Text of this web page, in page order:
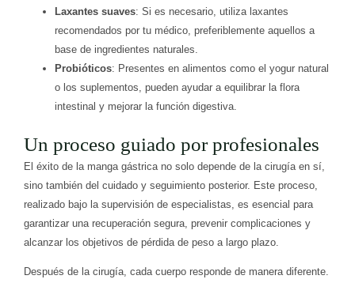
Laxantes suaves: Si es necesario, utiliza laxantes
recomendados por tu médico, preferiblemente aquellos a
base de ingredientes naturales.
Probióticos: Presentes en alimentos como el yogur natural
o los suplementos, pueden ayudar a equilibrar la flora
intestinal y mejorar la función digestiva.
Un proceso guiado por profesionales
El éxito de la manga gástrica no solo depende de la cirugía en sí,
sino también del cuidado y seguimiento posterior. Este proceso,
realizado bajo la supervisión de especialistas, es esencial para
garantizar una recuperación segura, prevenir complicaciones y
alcanzar los objetivos de pérdida de peso a largo plazo.
Después de la cirugía, cada cuerpo responde de manera diferente.